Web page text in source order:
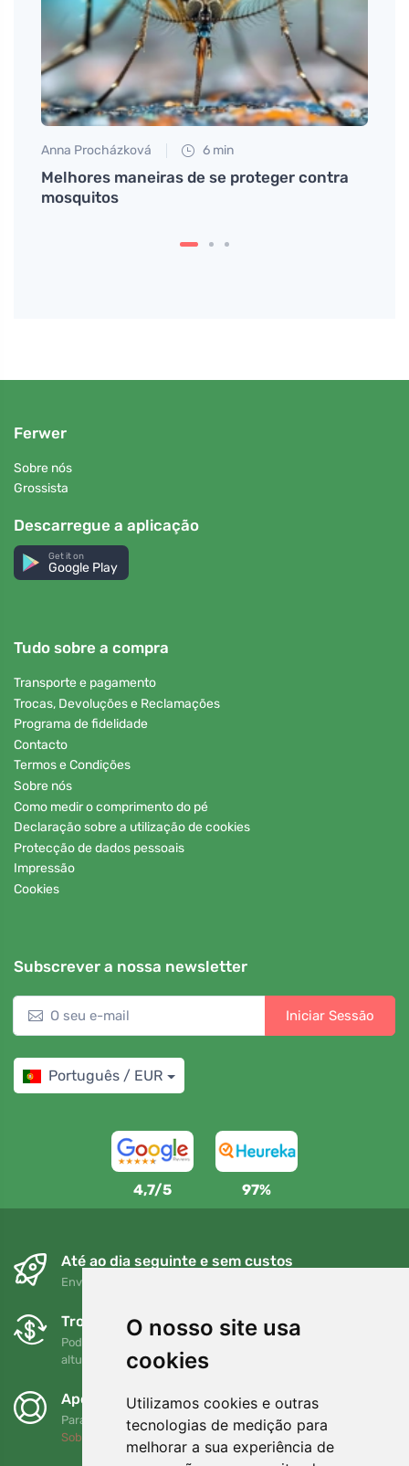
O nosso site usa
cookies
Utilizamos cookies e outras
tecnologias de medição para
melhorar a sua experiência de
Anna Procházková 6 min
Melhores maneiras de se proteger contra
mosquitos
Ferwer
Sobre nós
Grossista
Descarregue a aplicação
Get it on
Google Play
Tudo sobre a compra
Transporte e pagamento
Trocas, Devoluções e Reclamações
Programa de fidelidade
Contacto
Termos e Condições
Sobre nós
Como medir o comprimento do pé
Declaração sobre a utilização de cookies
Protecção de dados pessoais
Impressão
Cookies
Subscrever a nossa newsletter
Iniciar Sessão
Português / EUR
4,7/5 97%
Até ao dia seguinte e sem custos
Envio gratuito para encomendas superiores a 80 EUR
Trocas e devoluções gratuitas
Pode devolver ou trocar a sua encomenda em qualquer
altura no prazo de 90 dias
Apoiamos a Trees.org
Para cada encomenda plantamos uma árvore! Leia mais
Sobre nós